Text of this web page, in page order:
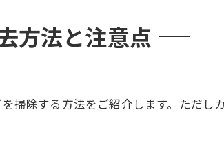
方法と注意点
掃除する方法をご紹介します。ただ